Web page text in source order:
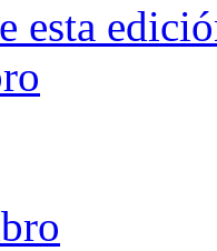
esta